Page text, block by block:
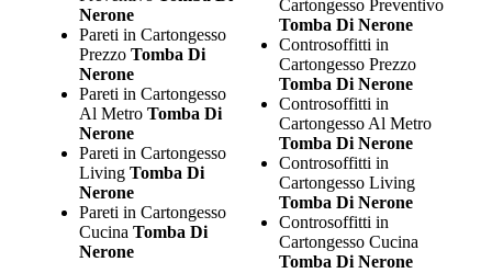
Nerone
Pareti in Cartongesso
Prezzo Tomba Di
Nerone
Pareti in Cartongesso
Al Metro Tomba Di
Nerone
Pareti in Cartongesso
Living Tomba Di
Nerone
Pareti in Cartongesso
Cucina Tomba Di
Nerone
Cartongesso Preventivo
Tomba Di Nerone
Controsoffitti in
Cartongesso Prezzo
Tomba Di Nerone
Controsoffitti in
Cartongesso Al Metro
Tomba Di Nerone
Controsoffitti in
Cartongesso Living
Tomba Di Nerone
Controsoffitti in
Cartongesso Cucina
Tomba Di Nerone